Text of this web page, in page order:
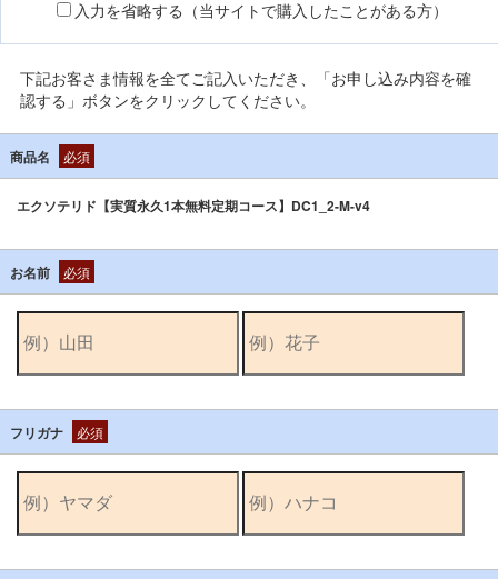
入力を省略する（当サイトで購入したことがある方）
下記お客さま情報を全てご記入いただき、「お申し込み内容を確
認する」ボタンをクリックしてください。
商品名 必須
エクソテリド【実質永久1本無料定期コース】DC1_2-M-v4
お名前 必須
フリガナ 必須